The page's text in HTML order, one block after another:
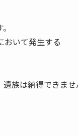
おいて発生する
族は納得できま